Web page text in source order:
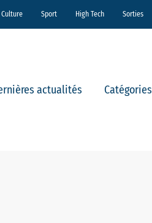
Culture Sport High Tech Sorties
actualités Catégories